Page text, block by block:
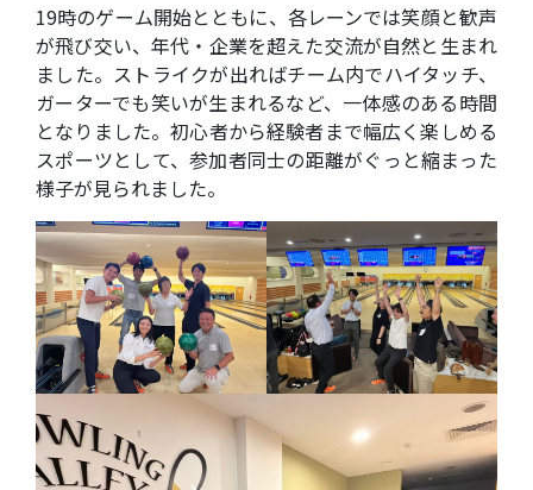
19時のゲーム開始とともに、各レーンでは笑顔と歓声
が飛び交い、年代・企業を超えた交流が自然と生まれ
ました。ストライクが出ればチーム内でハイタッチ、
ガーターでも笑いが生まれるなど、一体感のある時間
となりました。初心者から経験者まで幅広く楽しめる
スポーツとして、参加者同士の距離がぐっと縮まった
様子が見られました。